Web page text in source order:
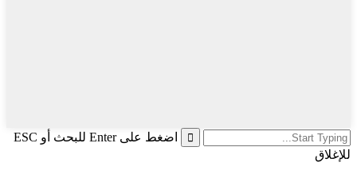
اضغط على Enter للبحث أو ESC
للإغلاق